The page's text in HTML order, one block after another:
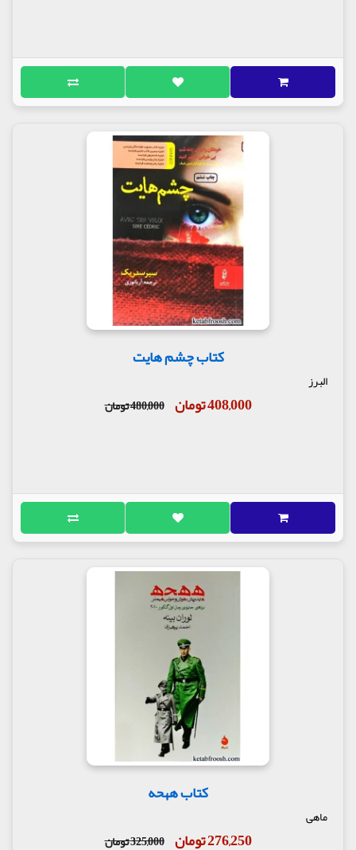
کتاب چشم هایت
البرز
408,000 تومان 480,000 تومان
کتاب ههحه
ماهی
276,250 تومان 325,000 تومان